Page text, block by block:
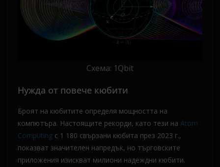
Схема: 1Qbit
Нужда от повече кюбити
Броят на кюбитите определя мощността на
компютъра. Настоящите рекорди, като тези на Atom
Computing с 1 180 свързани кюбита през 2023 г.,
показват значителен напредък, но търговските
приложения изискват милиони надеждни кюбити.